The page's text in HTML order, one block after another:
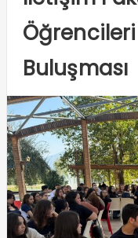
Öğrencileri
Buluşması